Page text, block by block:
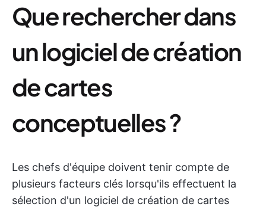
Que rechercher dans
un logiciel de création
de cartes
conceptuelles ?
Les chefs d'équipe doivent tenir compte de
plusieurs facteurs clés lorsqu'ils effectuent la
sélection d'un logiciel de création de cartes